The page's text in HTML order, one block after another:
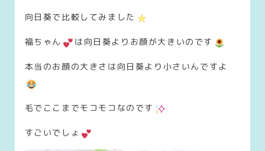
向日葵で比較してみました
福ちゃん は向日葵よりお顔が大きいのです
本当のお顔の大きさは向日葵より小さいんですよ
毛でここまでモコモコなのです
すごいでしょ